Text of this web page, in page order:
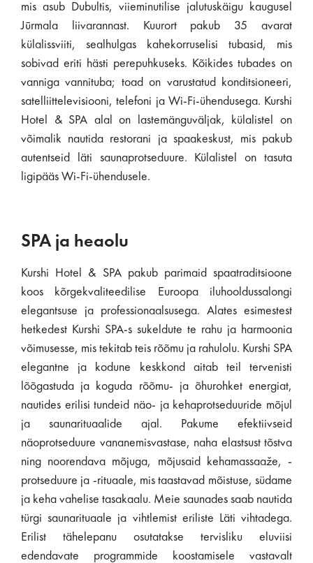
mis asub Dubultis, viieminutilise jalutuskäigu kaugusel
Jūrmala liivarannast. Kuurort pakub 35 avarat
külalissviiti, sealhulgas kahekorruselisi tubasid, mis
sobivad eriti hästi perepuhkuseks. Kõikides tubades on
vanniga vannituba; toad on varustatud konditsioneeri,
satelliittelevisiooni, telefoni ja Wi-Fi-ühendusega. Kurshi
Hotel & SPA alal on lastemänguväljak, külalistel on
võimalik nautida restorani ja spaakeskust, mis pakub
autentseid läti saunaprotseduure. Külalistel on tasuta
ligipääs Wi-Fi-ühendusele.
SPA ja heaolu
Kurshi Hotel & SPA pakub parimaid spaatraditsioone
koos kõrgekvaliteedilise Euroopa iluhooldussalongi
elegantsuse ja professionaalsusega. Alates esimestest
hetkedest Kurshi SPA-s sukeldute te rahu ja harmoonia
võimusesse, mis tekitab teis rõõmu ja rahulolu. Kurshi SPA
elegantne ja kodune keskkond aitab teil tervenisti
lõõgastuda ja koguda rõõmu- ja õhurohket energiat,
nautides erilisi tundeid näo- ja kehaprotseduuride mõjul
ja saunarituaalide ajal. Pakume efektiivseid
näoprotseduure vananemisvastase, naha elastsust tõstva
ning noorendava mõjuga, mõjusaid kehamassaaže, -
protseduure ja -rituaale, mis taastavad mõistuse, südame
ja keha vahelise tasakaalu. Meie saunades saab nautida
türgi saunarituaale ja vihtlemist eriliste Läti vihtadega.
Erilist tähelepanu osutatakse tervisliku eluviisi
edendavate programmide koostamisele vastavalt